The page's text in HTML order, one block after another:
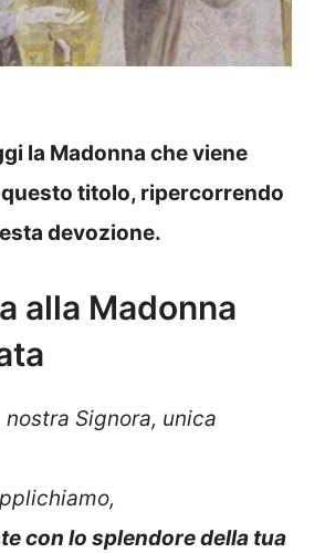
la Madonna che viene
titolo, ripercorrendo
devozione.
alla Madonna
nostra Signora, unica
con lo splendore della tua